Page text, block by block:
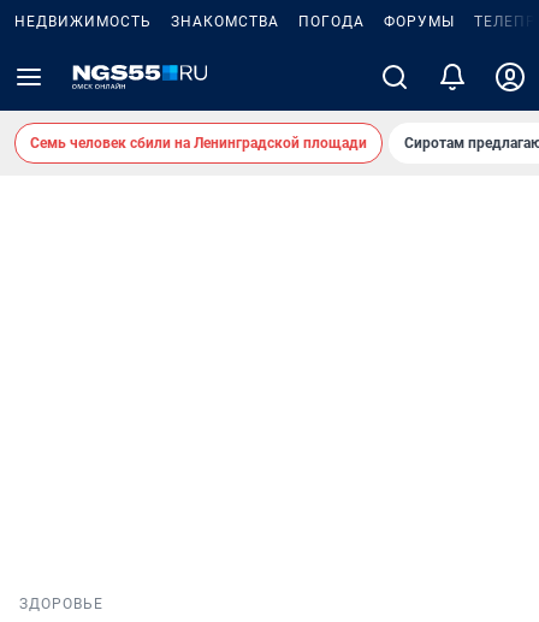
НЕДВИЖИМОСТЬ ЗНАКОМСТВА ПОГОДА ФОРУМЫ
Семь человек сбили на Ленинградской площади Сиротам
ЗДОРОВЬЕ